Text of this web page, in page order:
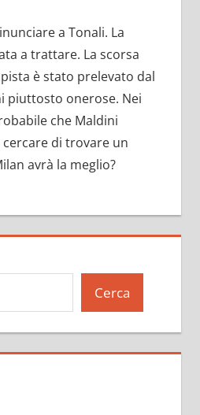
a Tonali. La
a trattare. La scorsa
è stato prelevato dal
piuttosto onerose. Nei
che Maldini
di trovare un
avrà la meglio?
Cerca